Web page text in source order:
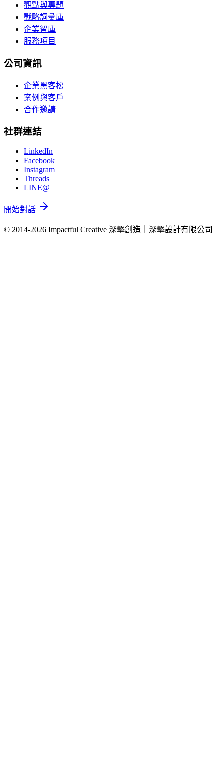
觀點與專題
戰略詞彙庫
企業智庫
服務項目
公司資訊
企業黑客松
案例與客戶
合作邀請
社群連結
LinkedIn
Facebook
Instagram
Threads
LINE@
開始對話
© 2014-2026 Impactful Creative 深擊創造｜深擊設計有限公司